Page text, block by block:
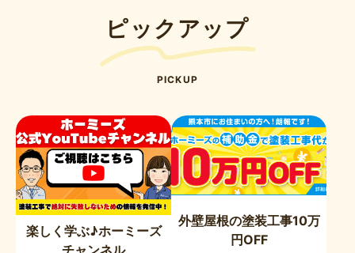
ピックアップ
PICKUP
楽しく学ぶ♪ホーミーズ
チャンネル
外壁屋根の塗装工事10万
円OFF